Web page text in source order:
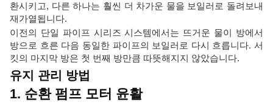
환시키고, 다른 하나는 훨씬 더 차가운 물을 보일러로 돌려보내
재가열됩니다.
이전의 단일 파이프 시리즈 시스템에서는 뜨거운 물이 방에서
방으로 흐른 다음 동일한 파이프의 보일러로 다시 흐릅니다. 서
킷의 마지막 방은 첫 번째 방만큼 따뜻해지지 않았습니다.
유지 관리 방법
1. 순환 펌프 모터 윤활